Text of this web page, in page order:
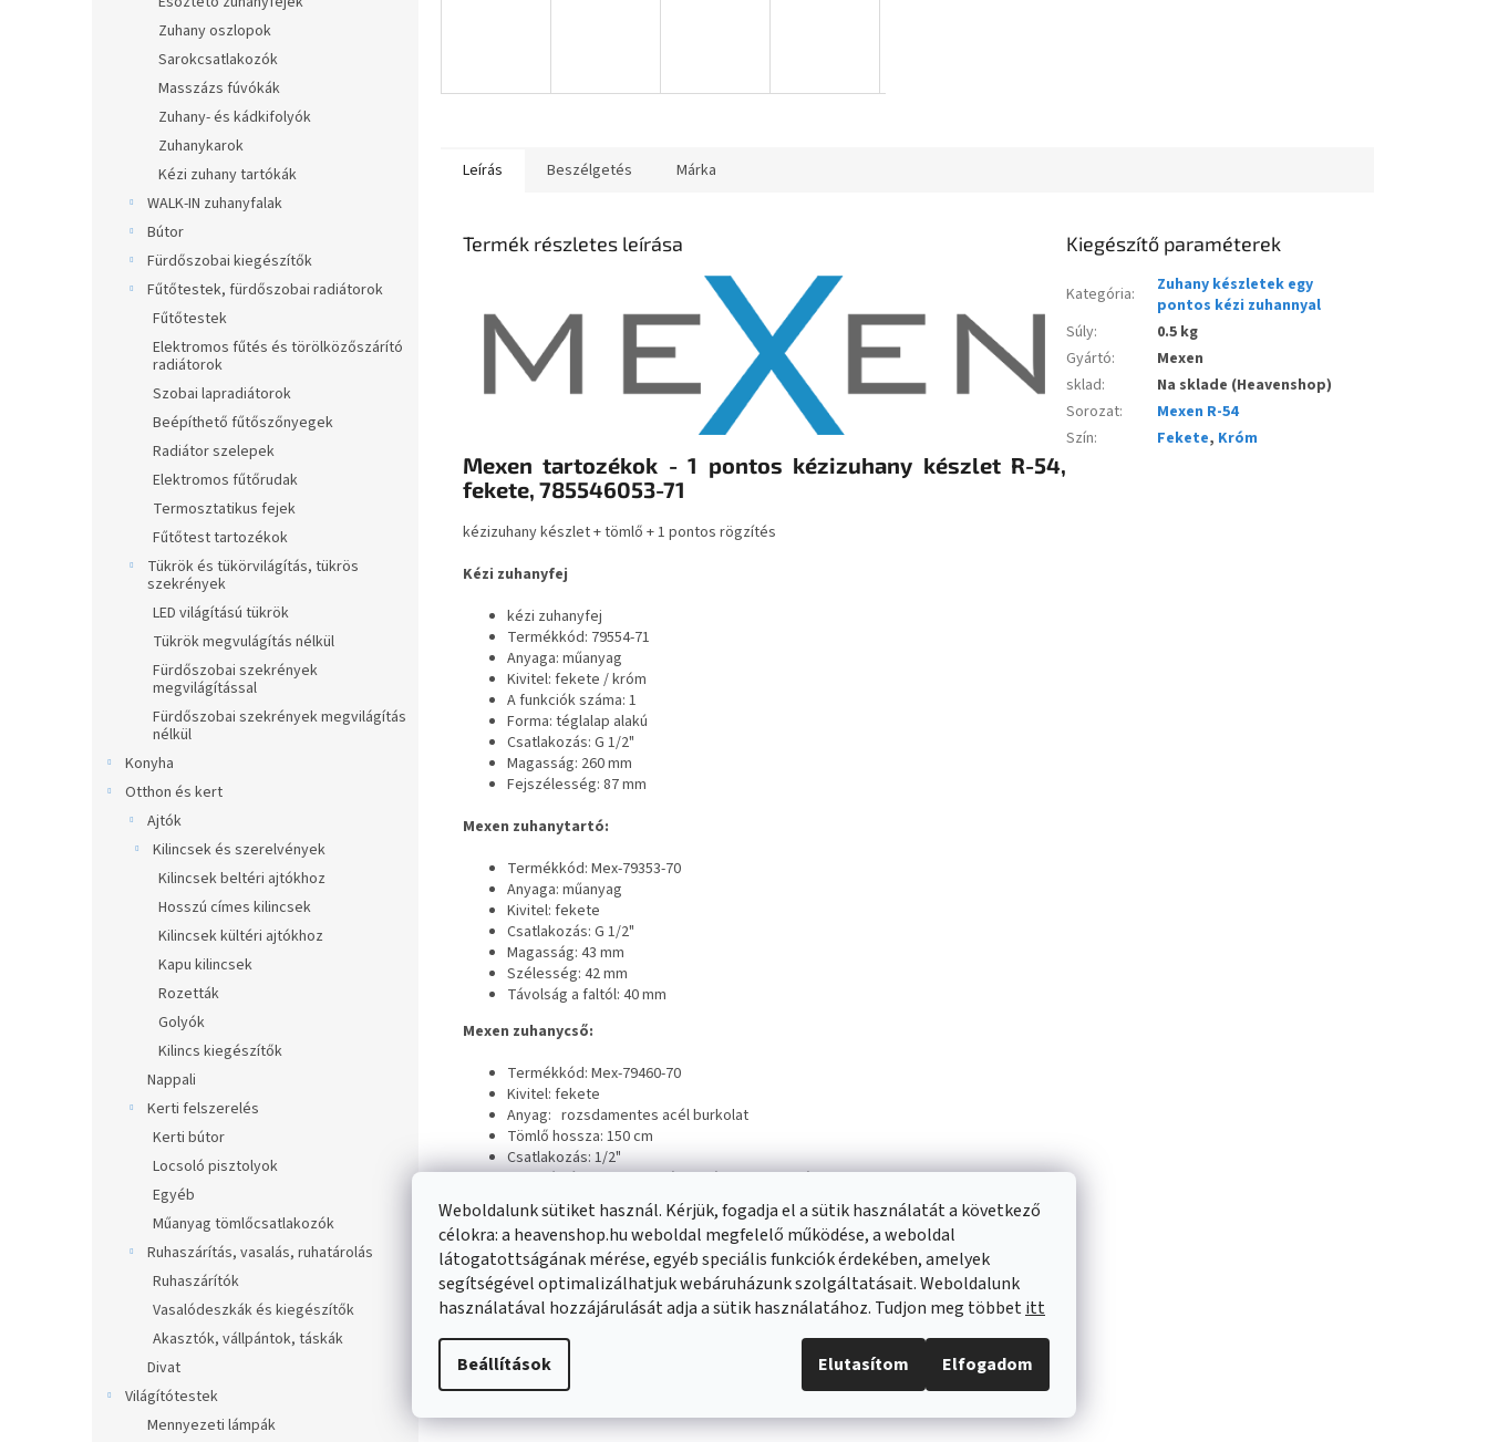
Weboldalunk sütiket használ. Kérjük, fogadja el a sütik használatát a következő
célokra: a heavenshop.hu weboldal megfelelő működése, a weboldal
látogatottságának mérése, egyéb speciális funkciók érdekében, amelyek
segítségével optimalizálhatjuk webáruházunk szolgáltatásait. Weboldalunk
használatával hozzájárulását adja a sütik használatához. Tudjon meg többetitt
Beállítások Elutasítom Elfogadom
Zuhany oszlopok
Sarokcsatlakozók
Masszázs fúvókák
Zuhany- és kádkifolyók
Zuhanykarok
Kézi zuhany tartókák
WALK-IN zuhanyfalak
Bútor
Fürdőszobai kiegészítők
Fűtőtestek, fürdőszobai radiátorok
Fűtőtestek
Elektromos fűtés és törölközőszárító
radiátorok
Szobai lapradiátorok
Beépíthető fűtőszőnyegek
Radiátor szelepek
Elektromos fűtőrudak
Termosztatikus fejek
Fűtőtest tartozékok
Tükrök és tükörvilágítás, tükrös
szekrények
LED világítású tükrök
Tükrök megvulágítás nélkül
Fürdőszobai szekrények
megvilágítással
Fürdőszobai szekrények megvilágítás
nélkül
Konyha
Otthon és kert
Ajtók
Kilincsek és szerelvények
Kilincsek beltéri ajtókhoz
Hosszú címes kilincsek
Kilincsek kültéri ajtókhoz
Kapu kilincsek
Rozetták
Golyók
Kilincs kiegészítők
Nappali
Kerti felszerelés
Kerti bútor
Locsoló pisztolyok
Egyéb
Műanyag tömlőcsatlakozók
Ruhaszárítás, vasalás, ruhatárolás
Ruhaszárítók
Vasalódeszkák és kiegészítők
Akasztók, vállpántok, táskák
Divat
Világítótestek
Mennyezeti lámpák
Leírás Beszélgetés Márka
Termék részletes leírása
Mexen tartozékok - 1 pontos kézizuhany készlet R-54,
fekete, 785546053-71
kézizuhany készlet + tömlő + 1 pontos rögzítés
Kézi zuhanyfej
kézi zuhanyfej
Termékkód: 79554-71
Anyaga: műanyag
Kivitel: fekete / króm
A funkciók száma: 1
Forma: téglalap alakú
Csatlakozás: G 1/2"
Magasság: 260 mm
Fejszélesség: 87 mm
Mexen zuhanytartó:
Termékkód: Mex-79353-70
Anyaga: műanyag
Kivitel: fekete
Csatlakozás: G 1/2"
Magasság: 43 mm
Szélesség: 42 mm
Távolság a faltól: 40 mm
Mexen zuhanycső:
Termékkód: Mex-79460-70
Kivitel: fekete
Anyag: rozsdamentes acél burkolat
Tömlő hossza: 150 cm
Csatlakozás: 1/2"
A forgó végek megakadályozzák a csavarodást
Nyújtásnak és hajlításnak ellenálló rugalmas anyag
Kiegészítő paraméterek
Kategória:
Zuhany készletek egy
pontos kézi zuhannyal
Súly:
0.5 kg
Gyártó:
Mexen
sklad:
Na sklade (Heavenshop)
Sorozat:
Mexen R-54
Szín: Fekete, Króm